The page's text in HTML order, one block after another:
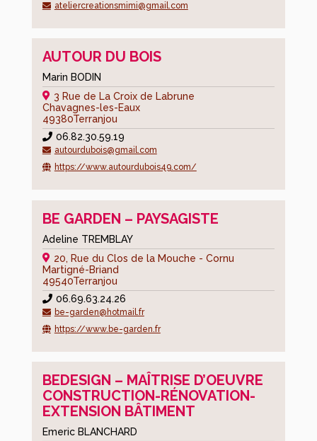
Transports,
borne
recharge
Collecte
déchets,
déchèterie,
borne
textile
paroisse
Agence
postale
Utile
pratique
Économie
Les
Agriculteurs
ateliercreationsmimi@gmail.com
AUTOUR DU BOIS
Marin BODIN
3 Rue de La Croix de Labrune
Chavagnes-les-Eaux
49380Terranjou
06.82.30.59.19
autourdubois@gmail.com
https://www.autourdubois49.com/
BE GARDEN – PAYSAGISTE
Adeline TREMBLAY
20, Rue du Clos de la Mouche - Cornu
Martigné-Briand
49540Terranjou
06.69.63.24.26
be-garden@hotmail.fr
https://www.be-garden.fr
BEDESIGN – MAÎTRISE D’OEUVRE
CONSTRUCTION-RÉNOVATION-
EXTENSION BÂTIMENT
Emeric BLANCHARD